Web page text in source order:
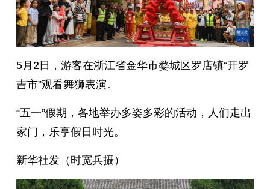
5月2日，游客在浙江省金华市婺城区罗店镇“开罗
吉市”观看舞狮表演。
“五一”假期，各地举办多姿多彩的活动，人们走出
家门，乐享假日时光。
新华社发（时宽兵摄）